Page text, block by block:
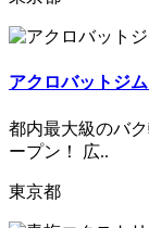
アクロバットジ
都内最大級のバ
ープン！ 広..
東京都